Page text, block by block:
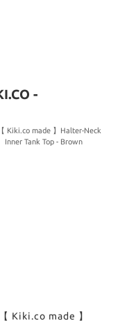
-
【 Kiki.co made 】